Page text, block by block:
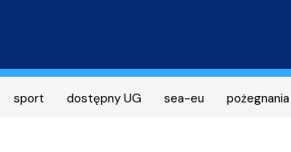
sport dostępny UG sea-eu pożegnania